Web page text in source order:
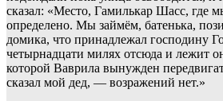
сказал: «Место, Гамилькар Шасс, где
определено. Мы займём, батенька,
домика, что принадлежал господину
четырнадцати милях отсюда и лежит
которой Ваврила вынужден
сказал мой дед, — возражений нет.»